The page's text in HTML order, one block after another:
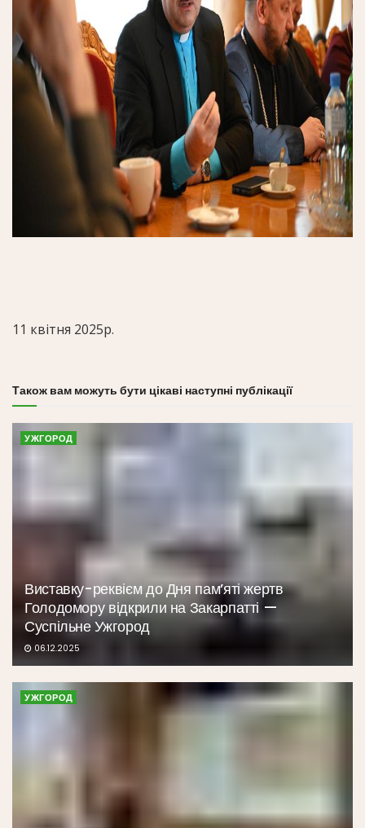
11 квітня 2025р.
Також вам можуть бути цікаві наступні публікації
УЖГОРОД
Виставку-реквієм до Дня пам’яті жертв
Голодомору відкрили на Закарпатті —
Суспільне Ужгород
06.12.2025
УЖГОРОД